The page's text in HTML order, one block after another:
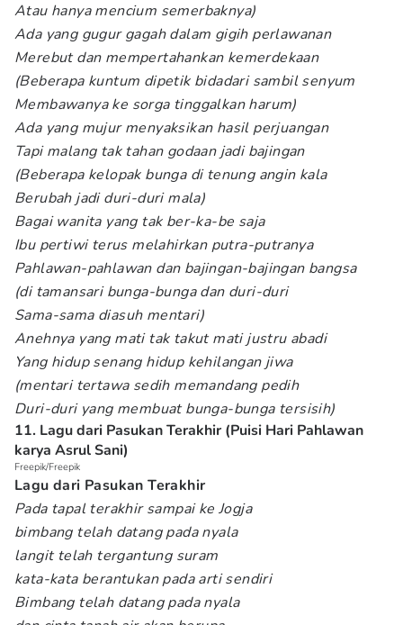
Atau hanya mencium semerbaknya)
Ada yang gugur gagah dalam gigih perlawanan
Merebut dan mempertahankan kemerdekaan
(Beberapa kuntum dipetik bidadari sambil senyum
Membawanya ke sorga tinggalkan harum)
Ada yang mujur menyaksikan hasil perjuangan
Tapi malang tak tahan godaan jadi bajingan
(Beberapa kelopak bunga di tenung angin kala
Berubah jadi duri-duri mala)
Bagai wanita yang tak ber-ka-be saja
Ibu pertiwi terus melahirkan putra-putranya
Pahlawan-pahlawan dan bajingan-bajingan bangsa
(di tamansari bunga-bunga dan duri-duri
Sama-sama diasuh mentari)
Anehnya yang mati tak takut mati justru abadi
Yang hidup senang hidup kehilangan jiwa
(mentari tertawa sedih memandang pedih
Duri-duri yang membuat bunga-bunga tersisih)
11. Lagu dari Pasukan Terakhir (Puisi Hari Pahlawan
karya Asrul Sani)
Freepik/Freepik
Lagu dari Pasukan Terakhir
Pada tapal terakhir sampai ke Jogja
bimbang telah datang pada nyala
langit telah tergantung suram
kata-kata berantukan pada arti sendiri
Bimbang telah datang pada nyala